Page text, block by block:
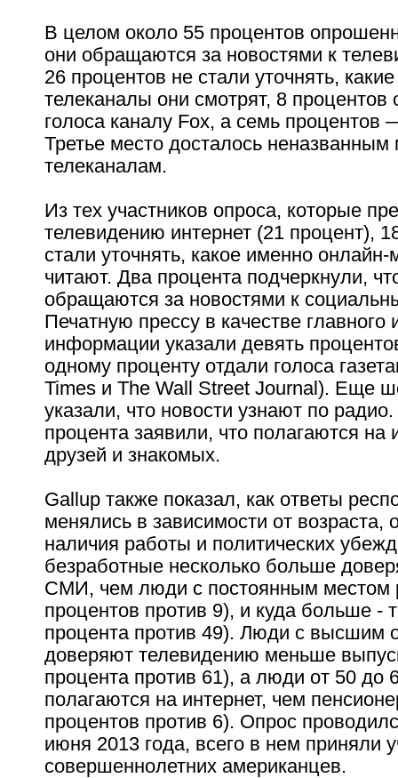
В целом около 55 процентов
они обращаются за новостями к
26 процентов не стали уточнять,
телеканалы они смотрят, 8 процентов
голоса каналу Fox, а семь процентов
Третье место досталось
телеканалам.
Из тех участников опроса, которые
телевидению интернет (21 процент),
стали уточнять, какое именно
читают. Два процента подчеркнули,
обращаются за новостями к
Печатную прессу в качестве главного
информации указали девять
одному проценту отдали голоса
Times и The Wall Street Journal). Еще
указали, что новости узнают по
процента заявили, что полагаются
друзей и знакомых.
Gallup также показал, как ответы
менялись в зависимости от возраста,
наличия работы и политических
безработные несколько больше
СМИ, чем люди с постоянным местом
процентов против 9), и куда больше -
процента против 49). Люди с высшим
доверяют телевидению меньше
процента против 61), а люди от 50 до
полагаются на интернет, чем
процентов против 6). Опрос
июня 2013 года, всего в нем приняли
совершеннолетних американцев.